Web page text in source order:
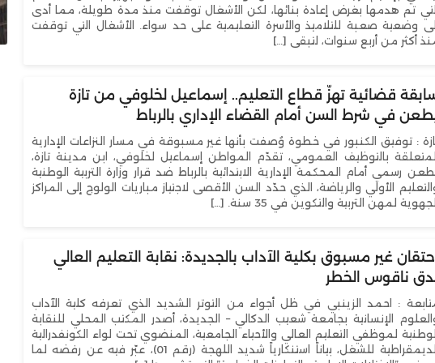
التي تم هدمها بغرض إعادة بنائها، لكن الأشغال توقفت منذ مدة طويلة، مما أدى
إلى وضعية صعبة للتلاميذ والأسرة التعليمية على حد سواء. الأشغال التي توقفت
أكثر من أربع سنوات، لتبقى […]
قضائية تهزّ قطاع التعليم.. إسماعيل لخلوفي من تازة
في شرط السن أمام القضاء الإداري بالرباط
: توفيق الكنبور في خطوة وُصفت بأنها غير مسبوقة في مسار النزاعات الإدارية
المتعلقة بالتوظيف العمومي، تقدّم المواطن إسماعيل لخلوفي، ابن مدينة تازة،
رسمي أمام المحكمة الإدارية الابتدائية بالرباط ضد قرار وزارة التربية الوطنية
الأولي والرياضة، الذي حدّد السن الأقصى لاجتياز مباريات الولوج إلى المراكز
الجهوية لمهن التربية والتكوين في 35 سنة. […]
احتقان غير مسبوق بكلية الآداب بالجديدة: نقابة التعليم العالي
ناقوس الخطر
: احمد الزينبي في ظل أجواء من التوتر الشديد الذي تعرفه كلية الآداب
الإنسانية بجامعة شعيب الدكالي – الجديدة، أصدر المكتب المحلي للنقابة
الوطنية لموظفي التعليم العالي والأحياء الجامعية، المنضوي تحت لواء الكونفدرالية
الديمقراطية للشغل، بياناً استنكارياً شديد اللهجة (رقم 01)، عبّر فيه عن رفضه لما
التحتية والارتقاء بالخدمات الأساسية